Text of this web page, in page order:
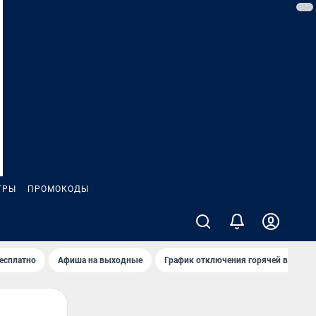
ПРОМОКОДЫ
Афиша на выходные График отключения горячей воды в